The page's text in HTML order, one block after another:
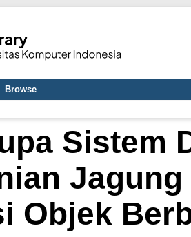
Browse
Sistem
Objek